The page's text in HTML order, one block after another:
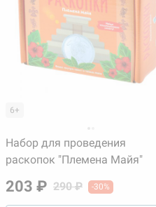
6+
Набор для проведения
раскопок "Племена Майя"
203 ₽ 290 ₽ -30%